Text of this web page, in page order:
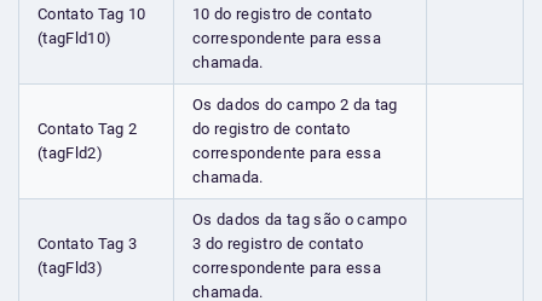
Contato Tag 10
(tagFld10)
10 do registro de contato
correspondente para essa
chamada.
Contato Tag 2
(tagFld2)
Os dados do campo 2 da tag
do registro de contato
correspondente para essa
chamada.
Contato Tag 3
(tagFld3)
Os dados da tag são o campo
3 do registro de contato
correspondente para essa
chamada.